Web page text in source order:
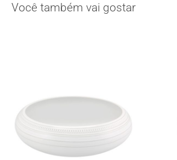
Você também vai gostar